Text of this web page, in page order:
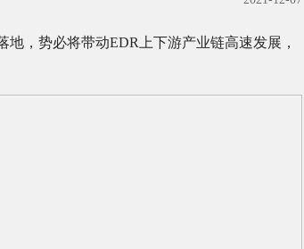
，势必将带动EDR上下游产业链高速发展，